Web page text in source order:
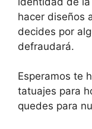
hacer diseños
decides por
defraudará.
Esperamos te
tatuajes para
quedes para